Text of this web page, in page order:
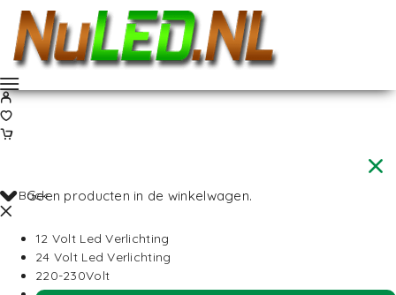
Geen producten in de winkelwagen.
Back
12 Volt Led Verlichting
24 Volt Led Verlichting
220-230Volt